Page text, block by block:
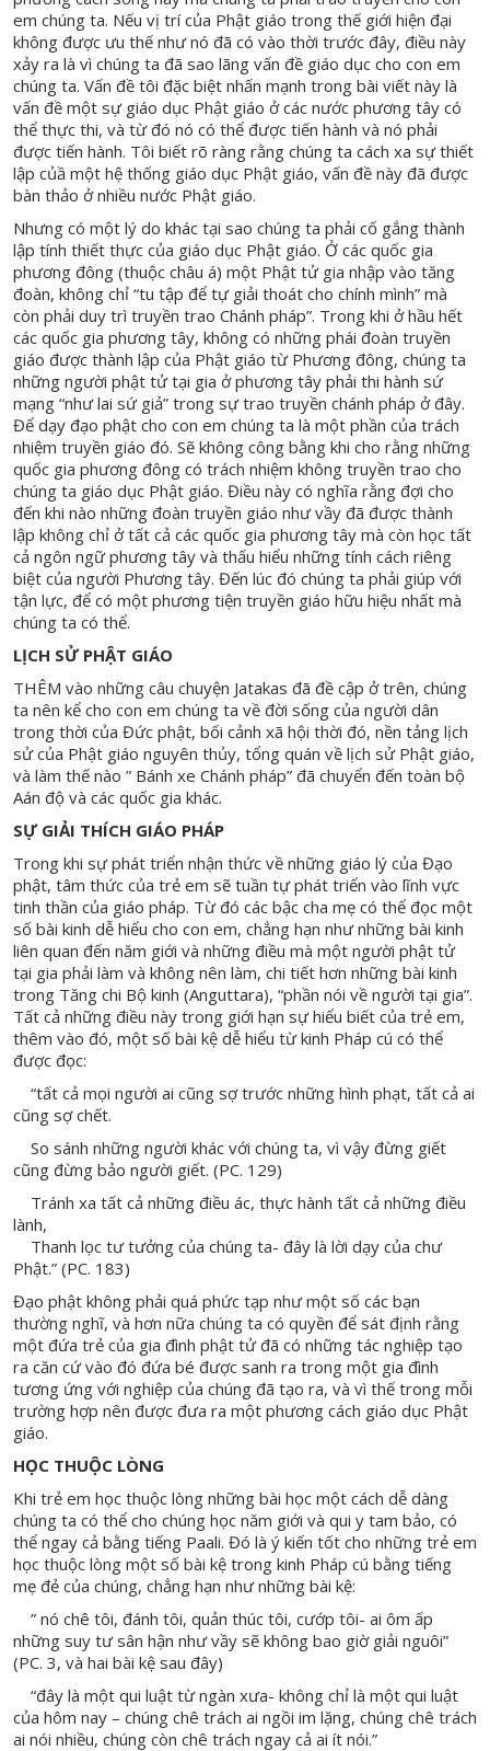
em chúng ta. Nếu vị trí của Phật giáo trong thế giới hiện đại
không được ưu thế như nó đã có vào thời trước đây, điều này
xảy ra là vì chúng ta đã sao lãng vấn đề giáo dục cho con em
chúng ta. Vấn đề tôi đặc biệt nhấn mạnh trong bài viết này là
vấn đề một sự giáo dục Phật giáo ở các nước phương tây có
thể thực thi, và từ đó nó có thể được tiến hành và nó phải
được tiến hành. Tôi biết rõ ràng rằng chúng ta cách xa sự thiết
lập củầ một hệ thống giáo dục Phật giáo, vấn đề này đã được
bàn thảo ở nhiều nước Phật giáo.
Nhưng có một lý do khác tại sao chúng ta phải cố gắng thành
lập tính thiết thực của giáo dục Phật giáo. Ở các quốc gia
phương đông (thuộc châu á) một Phật tử gia nhập vào tăng
đoàn, không chỉ “tu tập để tự giải thoát cho chính mình” mà
còn phải duy trì truyền trao Chánh pháp”. Trong khi ở hầu hết
các quốc gia phương tây, không có những phái đoàn truyền
giáo được thành lập của Phật giáo từ Phương đông, chúng ta
những người phật tử tại gia ở phương tây phải thi hành sứ
mạng “như lai sứ giả” trong sự trao truyền chánh pháp ở đây.
Để dạy đạo phật cho con em chúng ta là một phần của trách
nhiệm truyền giáo đó. Sẽ không công bằng khi cho rằng những
quốc gia phương đông có trách nhiệm không truyền trao cho
chúng ta giáo dục Phật giáo. Điều này có nghĩa rằng đợi cho
đến khi nào những đoàn truyền giáo như vầy đã được thành
lập không chỉ ở tất cả các quốc gia phương tây mà còn học tất
cả ngôn ngữ phương tây và thấu hiểu những tính cách riêng
biệt của người Phương tây. Đến lúc đó chúng ta phải giúp với
tận lực, để có một phương tiện truyền giáo hữu hiệu nhất mà
chúng ta có thể.
LỊCH SỬ PHẬT GIÁO
THÊM vào những câu chuyện Jatakas đã đề cập ở trên, chúng
ta nên kể cho con em chúng ta về đời sống của người dân
trong thời của Đức phật, bối cảnh xã hội thời đó, nền tảng lịch
sử của Phật giáo nguyên thủy, tổng quán về lịch sử Phật giáo,
và làm thế nào ” Bánh xe Chánh pháp” đã chuyển đến toàn bộ
Aán độ và các quốc gia khác.
SỰ GIẢI THÍCH GIÁO PHÁP
Trong khi sự phát triển nhận thức về những giáo lý của Đạo
phật, tâm thức của trẻ em sẽ tuần tự phát triển vào lĩnh vực
tinh thần của giáo pháp. Từ đó các bậc cha mẹ có thể đọc một
số bài kinh dễ hiểu cho con em, chẳng hạn như những bài kinh
liên quan đến năm giới và những điều mà một người phật tử
tại gia phải làm và không nên làm, chi tiết hơn những bài kinh
trong Tăng chi Bộ kinh (Anguttara), “phần nói về người tại gia”.
Tất cả những điều này trong giới hạn sự hiểu biết của trẻ em,
thêm vào đó, một số bài kệ dễ hiểu từ kinh Pháp cú có thể
được đọc:
“tất cả mọi người ai cũng sợ trước những hình phạt, tất cả ai
cũng sợ chết.
So sánh những người khác với chúng ta, vì vậy đừng giết
cũng đừng bảo người giết. (PC. 129)
Tránh xa tất cả những điều ác, thực hành tất cả những điều
lành,
Thanh lọc tư tưởng của chúng ta- đây là lời dạy của chư
Phật.” (PC. 183)
Đạo phật không phải quá phức tạp như một số các bạn
thường nghĩ, và hơn nữa chúng ta có quyền để sát định rằng
một đứa trẻ của gia đình phật tử đã có những tác nghiệp tạo
ra căn cứ vào đó đứa bé được sanh ra trong một gia đình
tương ứng với nghiệp của chúng đã tạo ra, và vì thế trong mỗi
trường hợp nên được đưa ra một phương cách giáo dục Phật
giáo.
HỌC THUỘC LÒNG
Khi trẻ em học thuộc lòng những bài học một cách dễ dàng
chúng ta có thể cho chúng học năm giới và qui y tam bảo, có
thể ngay cả bằng tiếng Paali. Đó là ý kiến tốt cho những trẻ em
học thuộc lòng một số bài kệ trong kinh Pháp cú bằng tiếng
mẹ đẻ của chúng, chẳng hạn như những bài kệ:
” nó chê tôi, đánh tôi, quản thúc tôi, cướp tôi- ai ôm ấp
những suy tư sân hận như vầy sẽ không bao giờ giải nguôi”
(PC. 3, và hai bài kệ sau đây)
“đây là một qui luật từ ngàn xưa- không chỉ là một qui luật
của hôm nay – chúng chê trách ai ngồi im lặng, chúng chê trách
ai nói nhiều, chúng còn chê trách ngay cả ai ít nói.”